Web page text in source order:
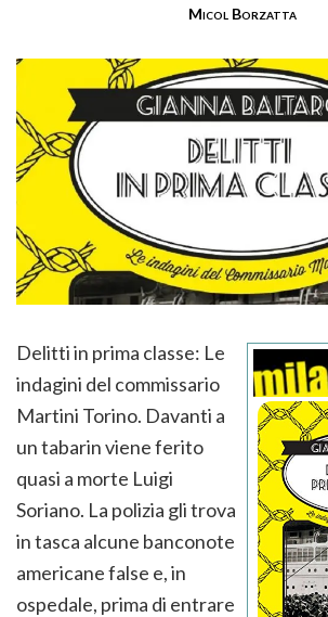
Micol Borzatta
Delitti in prima classe: Le
indagini del commissario
Martini Torino. Davanti a
un tabarin viene ferito
quasi a morte Luigi
Soriano. La polizia gli trova
in tasca alcune banconote
americane false e, in
ospedale, prima di entrare